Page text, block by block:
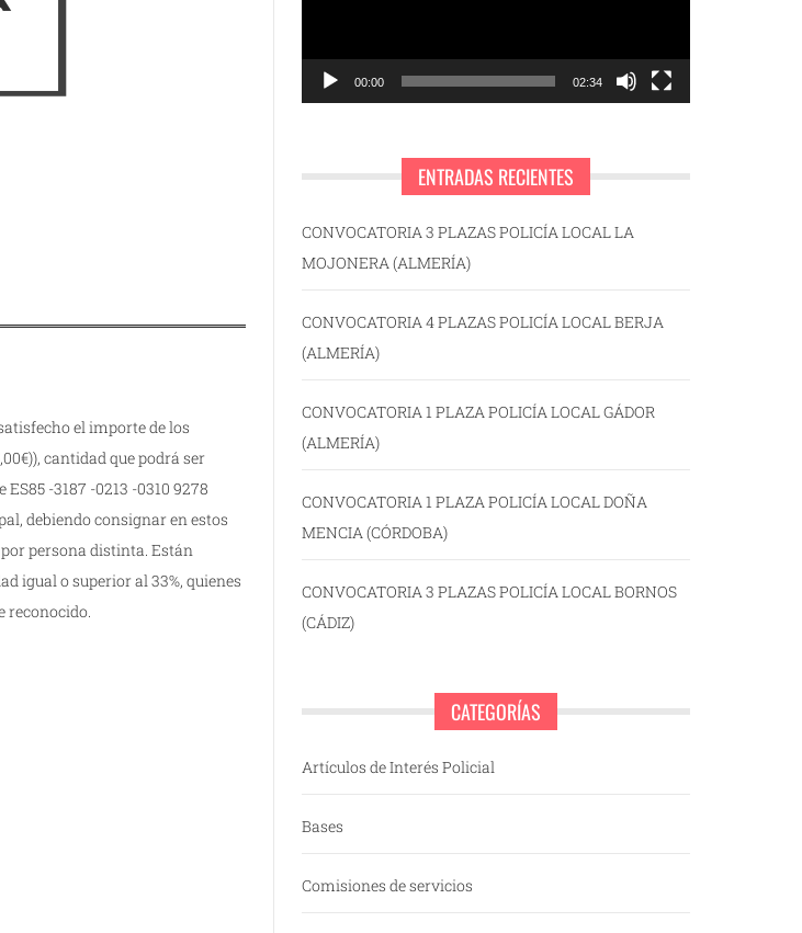
el importe de los
cantidad que podrá ser
-3187 -0213 -0310 9278
debiendo consignar en estos
persona distinta. Están
igual o superior al 33%, quienes
reconocido.
00:00 02:34
ENTRADAS RECIENTES
CONVOCATORIA 3 PLAZAS POLICÍA LOCAL LA
MOJONERA (ALMERÍA)
CONVOCATORIA 4 PLAZAS POLICÍA LOCAL BERJA
(ALMERÍA)
CONVOCATORIA 1 PLAZA POLICÍA LOCAL GÁDOR
(ALMERÍA)
CONVOCATORIA 1 PLAZA POLICÍA LOCAL DOÑA
MENCIA (CÓRDOBA)
CONVOCATORIA 3 PLAZAS POLICÍA LOCAL BORNOS
(CÁDIZ)
CATEGORÍAS
Artículos de Interés Policial
Bases
Comisiones de servicios